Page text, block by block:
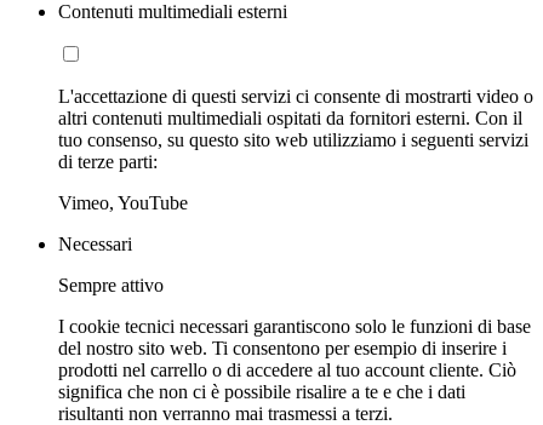
Contenuti multimediali esterni
L'accettazione di questi servizi ci consente di mostrarti video o
altri contenuti multimediali ospitati da fornitori esterni. Con il
tuo consenso, su questo sito web utilizziamo i seguenti servizi
di terze parti:
Vimeo, YouTube
Necessari
Sempre attivo
I cookie tecnici necessari garantiscono solo le funzioni di base
del nostro sito web. Ti consentono per esempio di inserire i
prodotti nel carrello o di accedere al tuo account cliente. Ciò
significa che non ci è possibile risalire a te e che i dati
risultanti non verranno mai trasmessi a terzi.